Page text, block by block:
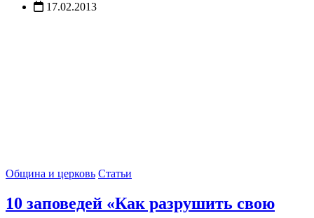
17.02.2013
Община и церковь Статьи
10 заповедей «Как разрушить свою